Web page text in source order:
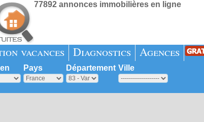
77892 annonces immobilières en ligne
vacances Diagnostics Agences
Pays Département Ville